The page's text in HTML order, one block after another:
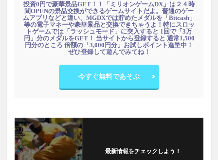
投資0円で豪華景品GET！！「ミリオンゲームDX」は２４時
間OPENの景品交換ができるゲームサイトだよ。普通のゲー
ムアプリなどと違い、MGDXでは貯めたメダルを「Bitcash」
等の電子マネーや豪華景品と交換できちゃうよ！特にスロッ
トゲームでは「ラッシュモード」に突入すると 1回で「3万
円」分のメダルをGET！ 当サイトから登録すると 通常1,500
円分のところ 倍額の「3,000円分」お試しポイント進呈中！
ぜひ登録して遊んでみてね！
今すぐ無料であそぶ
最新情報をチェックしよう！